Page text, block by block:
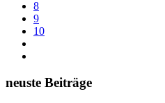
8
9
10
neuste Beiträge